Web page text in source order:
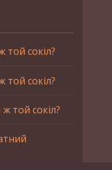
той сокіл?
той сокіл?
той сокіл?